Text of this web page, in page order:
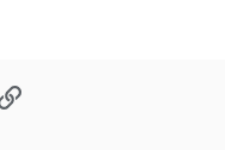
почта
Ссылка